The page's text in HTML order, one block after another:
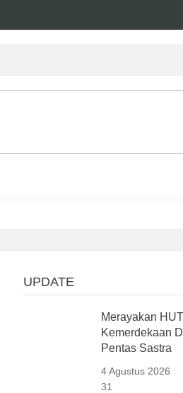
UPDATE
Merayakan HUT
Kemerdekaan
Pentas Sastra
4 Agustus 2026
31